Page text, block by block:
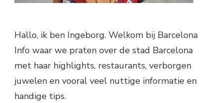
Hallo, ik ben Ingeborg. Welkom bij Barcelona
Info waar we praten over de stad Barcelona
met haar highlights, restaurants, verborgen
juwelen en vooral veel nuttige informatie en
handige tips.